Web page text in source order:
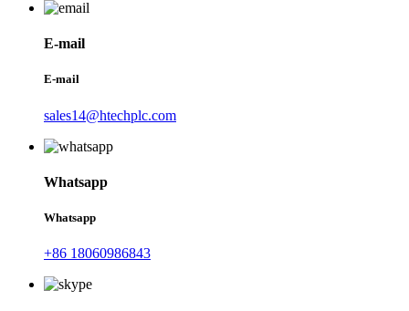
E-mail
E-mail
sales14@htechplc.com
Whatsapp
Whatsapp
+86 18060986843